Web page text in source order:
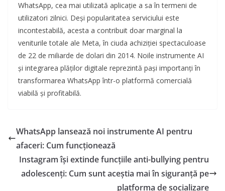
WhatsApp, cea mai utilizată aplicație a sa în termeni de
utilizatori zilnici. Deși popularitatea serviciului este
incontestabilă, acesta a contribuit doar marginal la
veniturile totale ale Meta, în ciuda achiziției spectaculoase
de 22 de miliarde de dolari din 2014. Noile instrumente AI
și integrarea plăților digitale reprezintă pași importanți în
transformarea WhatsApp într-o platformă comercială
viabilă și profitabilă.
WhatsApp lansează noi instrumente AI pentru
afaceri: Cum funcționează
Instagram își extinde funcțiile anti-bullying pentru
adolescenți: Cum sunt aceștia mai în siguranță pe
platforma de socializare